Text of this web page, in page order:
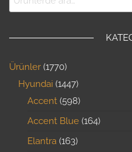
Ürünler 1770
Hyundai 1447
Accent 598
Accent Blue 164
Elantra 163